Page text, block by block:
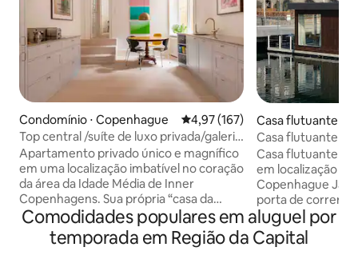
Condomínio ⋅ Copenhague 4,97 de uma avaliação média de
4,97 (167)
Top central /suíte de luxo privada/galeria
de arte
Apartamento privado único e magnífico
em uma localização imbatível no coração
da área da Idade Média de Inner
Copenhagens. Sua própria “casa da
cidade” com uma entrada privativa de
uma rua lateral tranquila. Um luxo de alta
qualidade espalhado por 140 m², você
Casa flutuante ⋅
e
Casa flutuante
Região central
Casa flutuante
em localização
Copenhague Janelas grandes e uma
porta de correr
diretamente para
espaço de estar
casa flutuante
Comodidades populares em aluguel por
temporada em Região da Capital